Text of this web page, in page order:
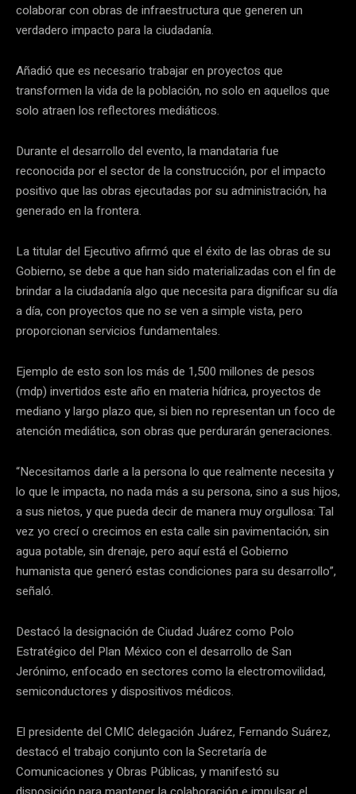
colaborar con obras de infraestructura que generen un
verdadero impacto para la ciudadanía.
Añadió que es necesario trabajar en proyectos que
transformen la vida de la población, no solo en aquellos que
solo atraen los reflectores mediáticos.
Durante el desarrollo del evento, la mandataria fue
reconocida por el sector de la construcción, por el impacto
positivo que las obras ejecutadas por su administración, ha
generado en la frontera.
La titular del Ejecutivo afirmó que el éxito de las obras de su
Gobierno, se debe a que han sido materializadas con el fin de
brindar a la ciudadanía algo que necesita para dignificar su día
a día, con proyectos que no se ven a simple vista, pero
proporcionan servicios fundamentales.
Ejemplo de esto son los más de 1,500 millones de pesos
(mdp) invertidos este año en materia hídrica, proyectos de
mediano y largo plazo que, si bien no representan un foco de
atención mediática, son obras que perdurarán generaciones.
“Necesitamos darle a la persona lo que realmente necesita y
lo que le impacta, no nada más a su persona, sino a sus hijos,
a sus nietos, y que pueda decir de manera muy orgullosa: Tal
vez yo crecí o crecimos en esta calle sin pavimentación, sin
agua potable, sin drenaje, pero aquí está el Gobierno
humanista que generó estas condiciones para su desarrollo”,
señaló.
Destacó la designación de Ciudad Juárez como Polo
Estratégico del Plan México con el desarrollo de San
Jerónimo, enfocado en sectores como la electromovilidad,
semiconductores y dispositivos médicos.
El presidente del CMIC delegación Juárez, Fernando Suárez,
destacó el trabajo conjunto con la Secretaría de
Comunicaciones y Obras Públicas, y manifestó su